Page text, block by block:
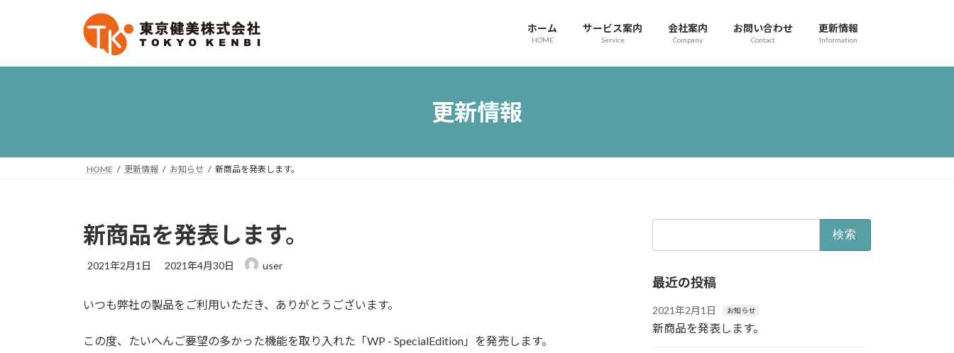
プ
動
ホーム
HOME
サービス案内
Service
会社案内
Company
お問い合わせ
Contact
更新情報
Information
更新情報
HOME 更新情報 お知らせ 新商品を発表します。
新商品を発表します。
2021年2月1日
最
新
時
:
2021年4月30日 user
いつも弊社の製品をご利用いただき、ありがとうございます。
この度、たいへんご要望の多かった機能を取り入れた「WP - SpecialEdition」を発売します。
最近の投稿
2021年2月1日 お知らせ
新商品を発表します。